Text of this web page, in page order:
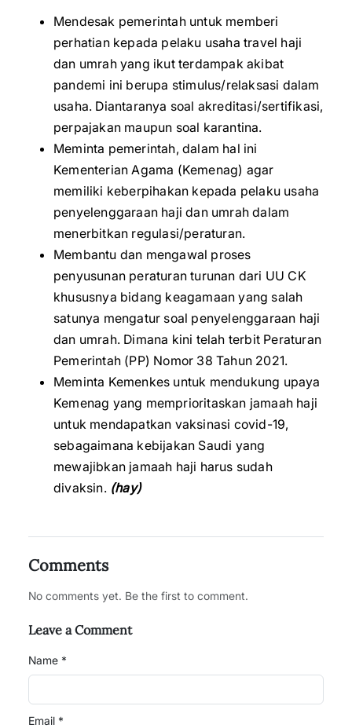
Mendesak pemerintah untuk memberi
perhatian kepada pelaku usaha travel haji
dan umrah yang ikut terdampak akibat
pandemi ini berupa stimulus/relaksasi dalam
usaha. Diantaranya soal akreditasi/sertifikasi,
perpajakan maupun soal karantina.
Meminta pemerintah, dalam hal ini
Kementerian Agama (Kemenag) agar
memiliki keberpihakan kepada pelaku usaha
penyelenggaraan haji dan umrah dalam
menerbitkan regulasi/peraturan.
Membantu dan mengawal proses
penyusunan peraturan turunan dari UU CK
khususnya bidang keagamaan yang salah
satunya mengatur soal penyelenggaraan haji
dan umrah. Dimana kini telah terbit Peraturan
Pemerintah (PP) Nomor 38 Tahun 2021.
Meminta Kemenkes untuk mendukung upaya
Kemenag yang memprioritaskan jamaah haji
untuk mendapatkan vaksinasi covid-19,
sebagaimana kebijakan Saudi yang
mewajibkan jamaah haji harus sudah
divaksin. (hay)
Comments
No comments yet. Be the first to comment.
Leave a Comment
Name *
Email *